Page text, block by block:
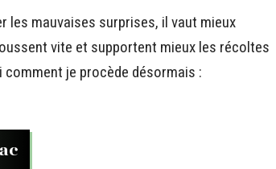
les mauvaises surprises, il vaut mieux
vite et supportent mieux les récoltes
je procède désormais :